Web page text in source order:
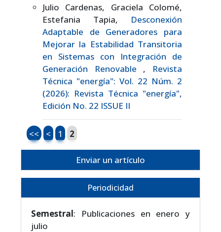
Julio Cardenas, Graciela Colomé,
Estefania Tapia, Desconexión
Adaptable de Generadores para
Mejorar la Estabilidad Transitoria
en Sistemas con Integración de
Generación Renovable , Revista
Técnica "energía": Vol. 22 Núm. 2
(2026): Revista Técnica "energía",
Edición No. 22 ISSUE II
<< < 1 2
Enviar un artículo
Periodicidad
Semestral: Publicaciones en enero y
julio